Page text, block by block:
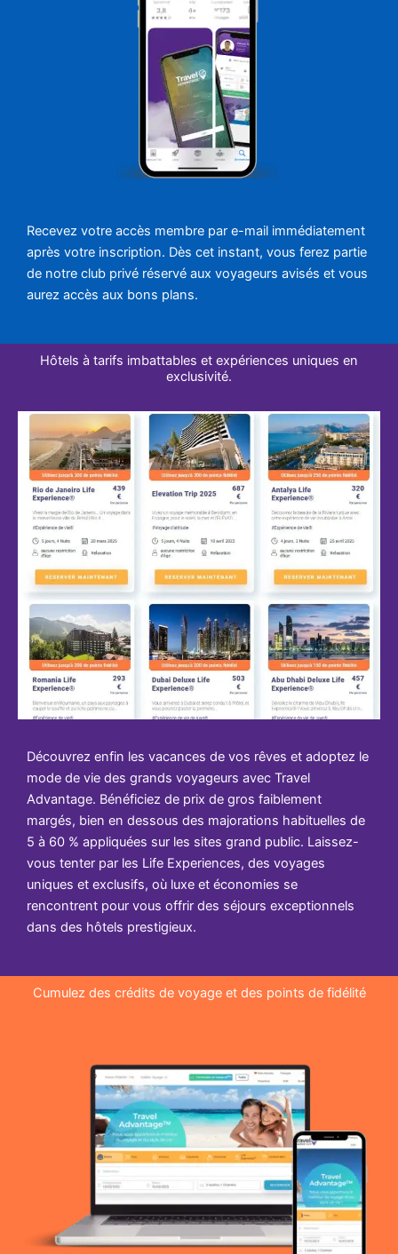
Recevez votre accès membre par e-mail immédiatement
après votre inscription. Dès cet instant, vous ferez partie
de notre club privé réservé aux voyageurs avisés et vous
aurez accès aux bons plans.
Hôtels à tarifs imbattables et expériences uniques en
exclusivité.
Découvrez enfin les vacances de vos rêves et adoptez le
mode de vie des grands voyageurs avec Travel
Advantage. Bénéficiez de prix de gros faiblement
margés, bien en dessous des majorations habituelles de
5 à 60 % appliquées sur les sites grand public. Laissez-
vous tenter par les Life Experiences, des voyages
uniques et exclusifs, où luxe et économies se
rencontrent pour vous offrir des séjours exceptionnels
dans des hôtels prestigieux.
Cumulez des crédits de voyage et des points de fidélité